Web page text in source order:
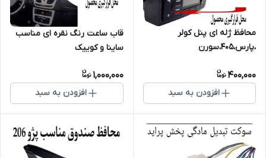
محافظ ژله ای پنل کولر
،پارس،405،سورن
400,000
افزودن به سبد
قاب ساعت رنگ نقره ای مناسب
ساینا و کوییک
1,000,000
افزودن به سبد